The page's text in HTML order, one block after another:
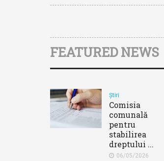
FEATURED NEWS
Știri
Comisia
comunală
pentru
stabilirea
dreptului ...
06/05/2026